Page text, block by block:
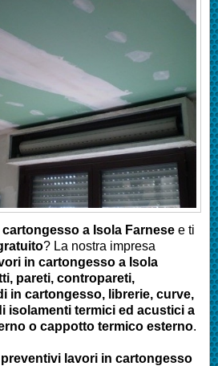
cartongesso a Isola Farnese e ti
? La nostra impresa
in cartongesso a Isola
pareti, contropareti,
in cartongesso, librerie, curve,
isolamenti termici ed acustici a
o cappotto termico esterno.
lavori in cartongesso